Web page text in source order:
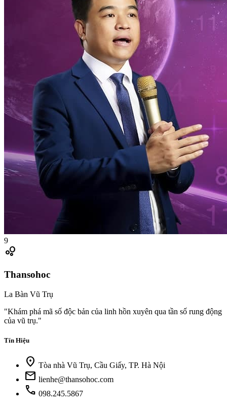
9
bubble_chart
Thansohoc
La Bàn Vũ Trụ
"Khám phá mã số độc bản của linh hồn xuyên qua tần số rung động
của vũ trụ."
Tín Hiệu
location_on Tòa nhà Vũ Trụ, Cầu Giấy, TP. Hà Nội
mail lienhe@thansohoc.com
call 098.245.5867